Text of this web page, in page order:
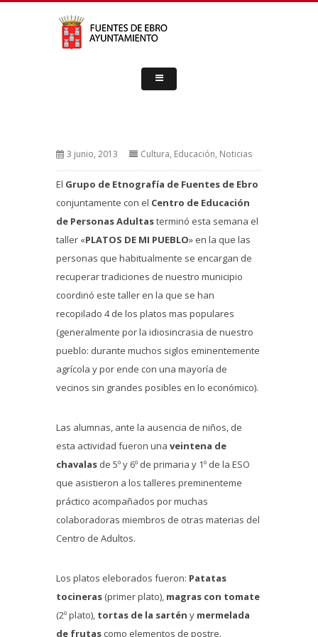
3 junio, 2013 Cultura, Educación, Noticias
El Grupo de Etnografía de Fuentes de Ebro
conjuntamente con el Centro de Educación
de Personas Adultasterminó esta semana el
taller «PLATOS DE MI PUEBLO» en la que las
personas que habitualmente se encargan de
recuperar tradiciones de nuestro municipio
coordinó este taller en la que se han
recopilado 4 de los platos mas populares
(generalmente por la idiosincrasia de nuestro
pueblo: durante muchos siglos eminentemente
agrícola y por ende con una mayoría de
vecinos sin grandes posibles en lo económico).
Las alumnas, ante la ausencia de niños, de
esta actividad fueron una veintena de
chavalas de 5º y 6º de primaria y 1º de la ESO
que asistieron a los talleres preminenteme
práctico acompañados por muchas
colaboradoras miembros de otras materias del
Centro de Adultos.
Los platos eleborados fueron: Patatas
tocineras (primer plato), magras con tomate
(2º plato), tortas de la sartén y mermelada
de frutas como elementos de postre.